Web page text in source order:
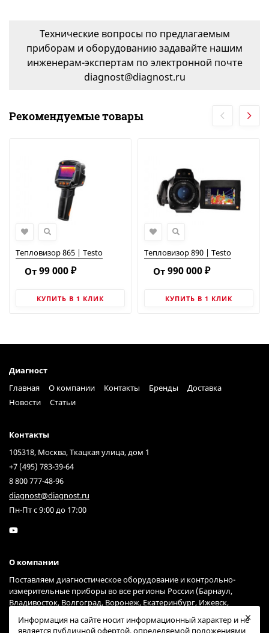
Технические вопросы по предлагаемым
приборам и оборудованию задавайте нашим
инженерам-экспертам по электронной почте
diagnost@diagnost.ru
Рекомендуемые товары
Тепловизор 865 | Testo
99 000 ₽
КУПИТЬ В 1 КЛИК
Тепловизор 890 | Testo
990 000 ₽
КУПИТЬ В 1 КЛИК
Диагност
Главная
О компании Контакты Бренды
Доставка
Новости
Статьи
Контакты
105318, Москва, Ткацкая улица, дом 1
+7 (495) 783-39-64
8 800 777-48-96
diagnost@diagnost.ru
Пн-Пт с 9:00 до 17:00
О компании
Поставляем диагностическое оборудование и контрольно-
измерительные приборы во все регионы России (Барнаул,
Владивосток, Волгоград, Воронеж, Екатеринбург, Ижевск,
Новгород, Новосибирск, Омск, Пермь, Ростов-на-Дону, Самара,
Информация на сайте носит информационный характер и не
является публичной офертой, определяемой положениями